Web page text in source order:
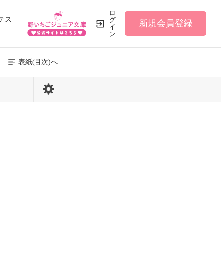
ス
ロ
グ
イ
ン
新規会員登録
表紙(目次)へ
119 / 166